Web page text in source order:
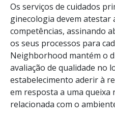
Os serviços de cuidados
ginecologia devem atestar
competências, assinando
os seus processos para
Neighborhood mantém o
avaliação de qualidade no
estabelecimento aderir à
em resposta a uma queixa
relacionada com o